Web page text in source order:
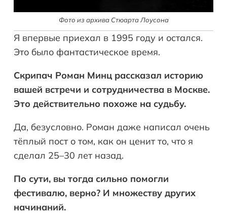
Фото из архива Стюарта Лоусона
Я впервые приехал в 1995 году и остался.
Это было фантастическое время.
Скрипач Роман Минц рассказал историю
вашей встречи и сотрудничества в Москве.
Это действительно похоже на судьбу.
Да, безусловно. Роман даже написал очень
тёплый пост о том, как он ценит то, что я
сделал 25–30 лет назад.
По сути, вы тогда сильно помогли
фестивалю, верно? И множеству других
начинаний.